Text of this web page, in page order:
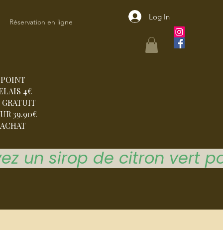
Log In
Réservation en ligne
POINT
4€
GRATUIT
39.90€
ACHAT